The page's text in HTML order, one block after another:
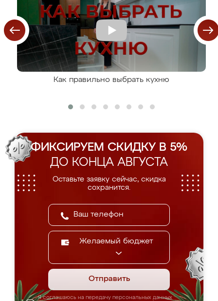
Как правильно выбрать кухню
ФИКСИРУЕМ СКИДКУ В 5%
ДО КОНЦА АВГУСТА
Оставьте заявку сейчас, скидка
сохранится.
Желаемый бюджет
Отправить
Я соглашаюсь на передачу персональных данных